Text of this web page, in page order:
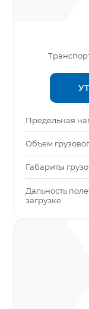
Предельная
Объем
Габариты
Дальность
загрузке